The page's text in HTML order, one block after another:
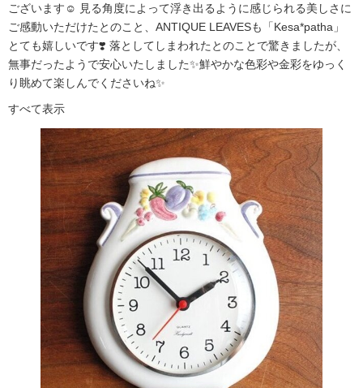
ございます☺️ 見る角度によって浮き出るように感じられる美しさに
ご感動いただけたとのこと、ANTIQUE LEAVESも「Kesa*patha」
とても嬉しいです❣️ 落としてしまわれたとのことで驚きましたが、
無事だったようで安心いたしました✨鮮やかな色彩や金彩をゆっく
り眺めて楽しんでくださいね✨
すべて表示